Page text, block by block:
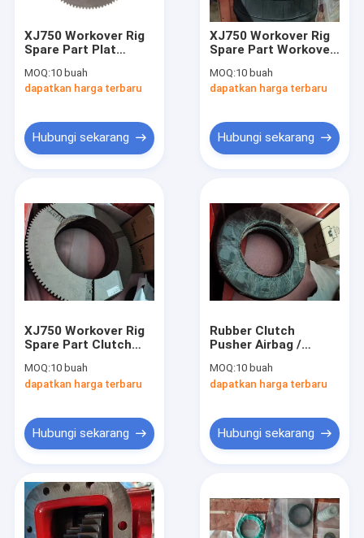
XJ750 Workover Rig
Spare Part Plat
Untuk Kopling
Silinder
MOQ:10 buah
dapatkan harga terbaru
Hubungi sekarang
XJ750 Workover Rig
Spare Part Workover
Suspension Airbag
MOQ:10 buah
dapatkan harga terbaru
Hubungi sekarang
XJ750 Workover Rig
Spare Part Clutch
Peralatan Industri
MOQ:10 buah
dapatkan harga terbaru
Hubungi sekarang
Rubber Clutch
Pusher Airbag /
Airbag Untuk Rig
Workover XJ750
MOQ:10 buah
dapatkan harga terbaru
Hubungi sekarang